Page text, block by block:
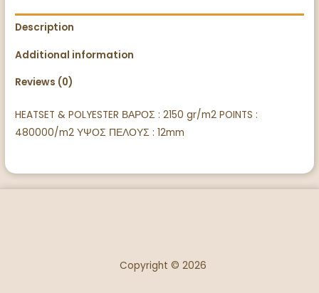
Description
Additional information
Reviews (0)
HEATSET & POLYESTER ΒΑΡΟΣ : 2150 gr/m2 POINTS :
480000/m2 ΥΨΟΣ ΠΕΛΟΥΣ : 12mm
Copyright © 2026